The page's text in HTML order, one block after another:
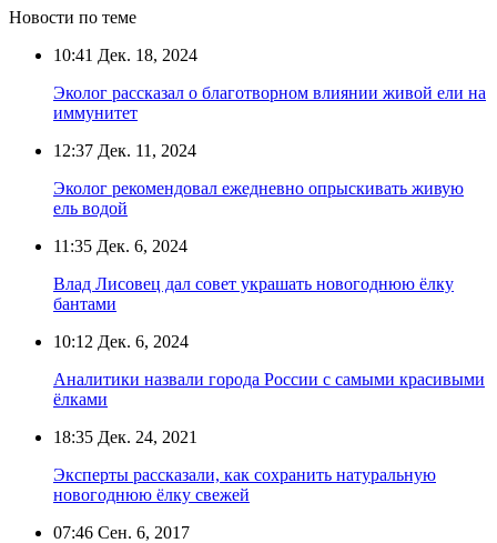
Новости по теме
10:41 Дек. 18, 2024
Эколог рассказал о благотворном влиянии живой ели на
иммунитет
12:37 Дек. 11, 2024
Эколог рекомендовал ежедневно опрыскивать живую
ель водой
11:35 Дек. 6, 2024
Влад Лисовец дал совет украшать новогоднюю ёлку
бантами
10:12 Дек. 6, 2024
Аналитики назвали города России с самыми красивыми
ёлками
18:35 Дек. 24, 2021
Эксперты рассказали, как сохранить натуральную
новогоднюю ёлку свежей
07:46 Сен. 6, 2017